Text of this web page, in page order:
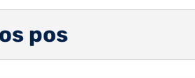
pos